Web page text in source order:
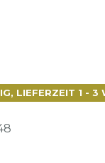
LIEFERZEIT 1 - 3